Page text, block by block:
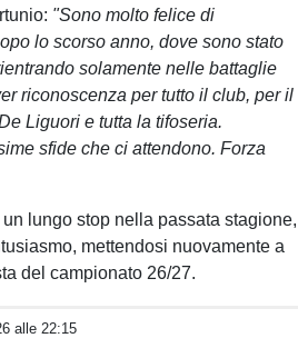
"Sono molto felice di
lo scorso anno, dove sono stato
solamente nelle battaglie
riconoscenza per tutto il club, per il
Liguori e tutta la tifoseria.
sfide che ci attendono. Forza
lungo stop nella passata stagione,
mettendosi nuovamente a
del campionato 26/27.
alle 22:15